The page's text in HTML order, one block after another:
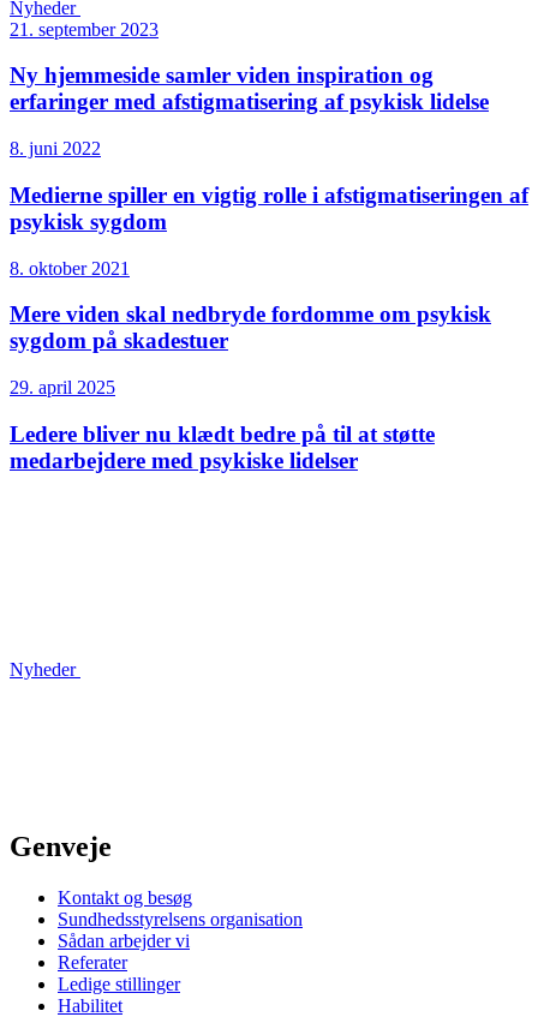
Nyheder
21. september 2023
Ny hjemmeside samler viden inspiration og
erfaringer med afstigmatisering af psykisk lidelse
8. juni 2022
Medierne spiller en vigtig rolle i afstigmatiseringen af
psykisk sygdom
8. oktober 2021
Mere viden skal nedbryde fordomme om psykisk
sygdom på skadestuer
29. april 2025
Ledere bliver nu klædt bedre på til at støtte
medarbejdere med psykiske lidelser
Nyheder
Genveje
Kontakt og besøg
Sundhedsstyrelsens organisation
Sådan arbejder vi
Referater
Ledige stillinger
Habilitet